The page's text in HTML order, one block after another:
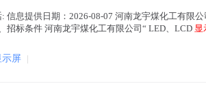
: 信息提供日期：2026-08-07 河南龙宇煤化工有限
招标条件 河南龙宇煤化工有限公司“ LED、LCD 显
示屏 |